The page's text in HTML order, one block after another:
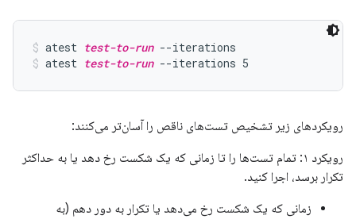
atest test-to-run --iterations
atest test-to-run --iterations 5
رویکردهای زیر تشخیص تست‌های ناقص را آسان‌تر می‌کنند:
رویکرد ۱: تمام تست‌ها را تا زمانی که یک شکست رخ دهد یا به حداکثر
تکرار برسد، اجرا کنید.
زمانی که یک شکست رخ می‌دهد یا تکرار به دور دهم (به